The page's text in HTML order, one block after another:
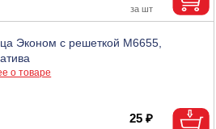
Эконом с решеткой М6655,
о товаре
25 ₽